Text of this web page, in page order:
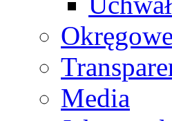
Media